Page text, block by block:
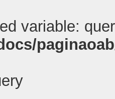
variable: